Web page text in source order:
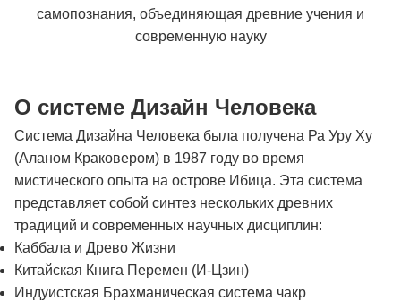
самопознания, объединяющая древние учения и
современную науку
О системе Дизайн Человека
Система Дизайна Человека была получена Ра Уру Ху
(Аланом Краковером) в 1987 году во время
мистического опыта на острове Ибица. Эта система
представляет собой синтез нескольких древних
традиций и современных научных дисциплин:
Каббала и Древо Жизни
Китайская Книга Перемен (И-Цзин)
Индуистская Брахманическая система чакр